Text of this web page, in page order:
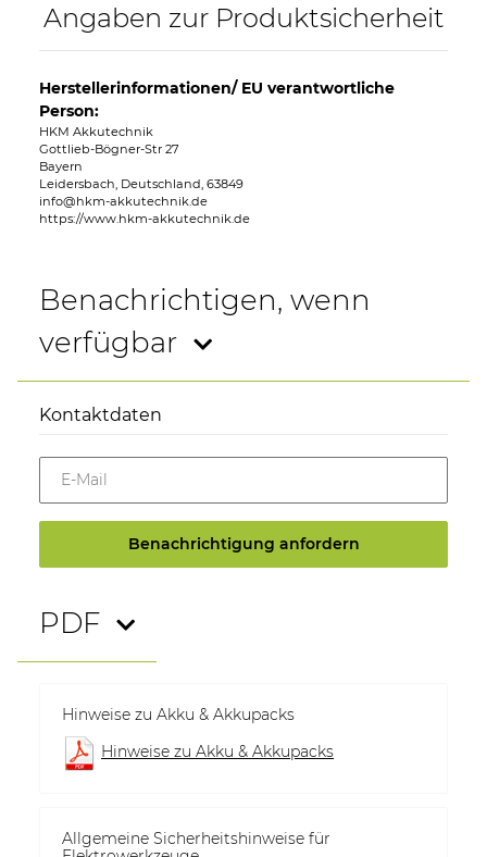
Angaben zur Produktsicherheit
Herstellerinformationen/ EU verantwortliche
Person:
HKM Akkutechnik
Gottlieb-Bögner-Str 27
Bayern
Leidersbach, Deutschland, 63849
info@hkm-akkutechnik.de
https://www.hkm-akkutechnik.de
Benachrichtigen, wenn
verfügbar
Kontaktdaten
E-Mail
Benachrichtigung anfordern
PDF
Hinweise zu Akku & Akkupacks
Hinweise zu Akku & Akkupacks
Allgemeine Sicherheitshinweise für